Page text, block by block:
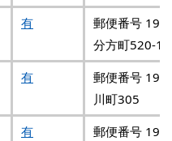
有
郵便番号
分方町520-1
有
郵便番号
川町305
有
郵便番号